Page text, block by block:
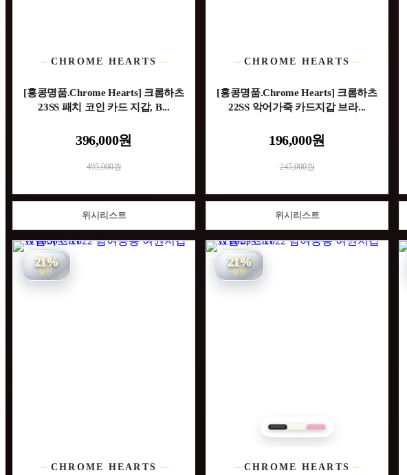
CHROME HEARTS
[홍콩명품.Chrome Hearts] 크롬하츠
23SS 패치 코인 카드 지갑, B...
396,000원
495,000원
위시리스트
CHROME HEARTS
[홍콩명품.Chrome Hearts] 크롬하츠
22SS 악어가죽 카드지갑 브라...
196,000원
245,000원
위시리스트
21%
할인
CHROME HEARTS
21%
할인
CHROME HEARTS